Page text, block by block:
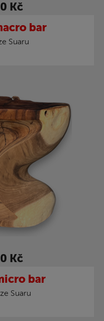
Kč
bar
Suaru
Kč
bar
Suaru